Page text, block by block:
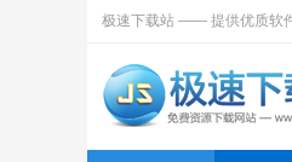
极速下载站 —— 提供优质软